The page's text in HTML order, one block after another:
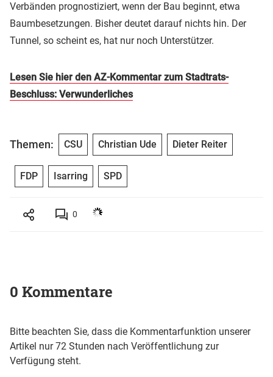
Verbänden prognostiziert, wenn der Bau beginnt, etwa
Baumbesetzungen. Bisher deutet darauf nichts hin. Der
Tunnel, so scheint es, hat nur noch Unterstützer.
Lesen Sie hier den AZ-Kommentar zum Stadtrats-
Beschluss: Verwunderliches
Themen: CSU Christian Ude Dieter Reiter
FDP Isarring SPD
0
0 Kommentare
Bitte beachten Sie, dass die Kommentarfunktion unserer
Artikel nur 72 Stunden nach Veröffentlichung zur
Verfügung steht.